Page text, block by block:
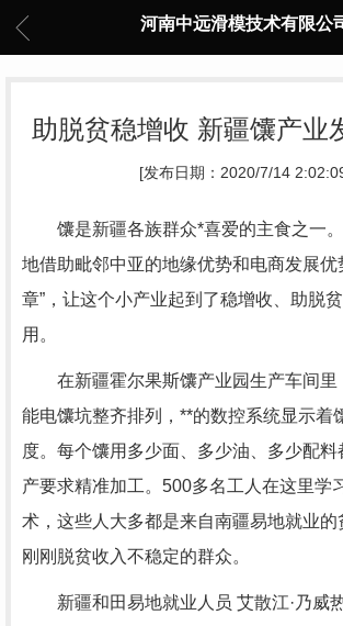
河南中远滑模技术有限公
助脱贫稳增收 新疆馕产业
[发布日期：2020/7/14
馕是新疆各族群众*喜爱的主食之一。
地借助毗邻中亚的地缘优势和电商发展优
章”，让这个小产业起到了稳增收、助脱
用。
在新疆霍尔果斯馕产业园生产车间里
能电馕坑整齐排列，**的数控系统显示着
度。每个馕用多少面、多少油、多少配
产要求精准加工。500多名工人在这里学
术，这些人大多都是来自南疆易地就业
刚刚脱贫收入不稳定的群众。
新疆和田易地就业人员 艾散江·乃威